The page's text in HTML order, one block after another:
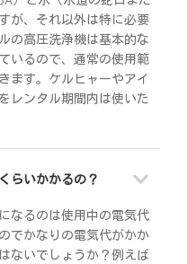
が、それ以外は特に必要
の高圧洗浄機は基本的な
いるので、通常の使用範
ます。ケルヒャーやアイ
レンタル期間内は使いた
らいかかるの？
なるのは使用中の電気代
でかなりの電気代がかか
ないでしょうか？例えば